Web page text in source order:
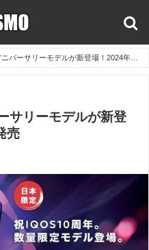
バーサリーモデルが新登場！2024年10
サリーモデルが新登
売